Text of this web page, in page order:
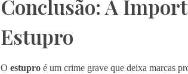
Conclusão: A
Estupro
O estuproé um crime grave que deixa marcas